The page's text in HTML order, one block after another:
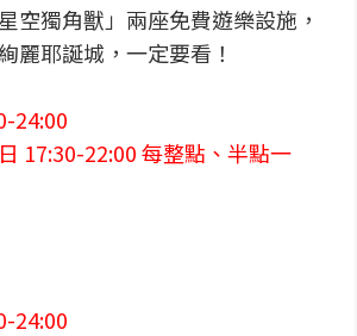
空獨角獸」兩座免費遊樂設施，
麗耶誕城，一定要看！
24:00
17:30-22:00 每整點、半點一
24:00